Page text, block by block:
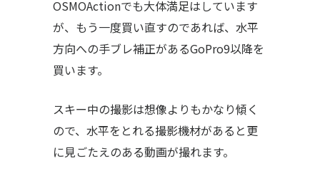
OSMOActionでも大体満足はしています
が、もう一度買い直すのであれば、水平
方向への手ブレ補正があるGoPro9以降を
買います。
スキー中の撮影は想像よりもかなり傾く
ので、水平をとれる撮影機材があると更
に見ごたえのある動画が撮れます。